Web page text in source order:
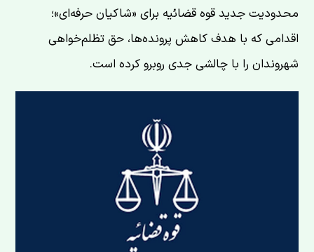
محدودیت جدید قوه قضائیه برای «شاکیان حرفه‌ای»؛
اقدامی که با هدف کاهش پرونده‌ها، حق تظلم‌خواهی
شهروندان را با چالشی جدی روبرو کرده است.